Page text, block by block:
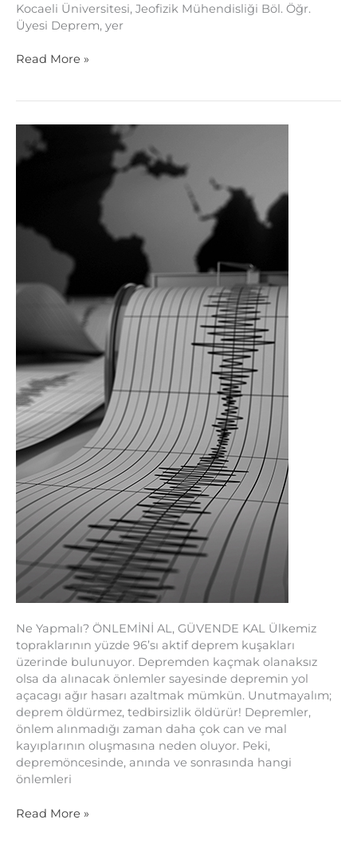
Kocaeli Üniversitesi, Jeofizik Mühendisliği Böl. Öğr.
Üyesi Deprem, yer
Read More »
Ne Yapmalı? ÖNLEMİNİ AL, GÜVENDE KAL Ülkemiz
topraklarının yüzde 96’sı aktif deprem kuşakları
üzerinde bulunuyor. Depremden kaçmak olanaksız
olsa da alınacak önlemler sayesinde depremin yol
açacagı ağır hasarı azaltmak mümkün. Unutmayalım;
deprem öldürmez, tedbirsizlik öldürür! Depremler,
önlem alınmadığı zaman daha çok can ve mal
kayıplarının oluşmasına neden oluyor. Peki,
depremöncesinde, anında ve sonrasında hangi
önlemleri
Önlemini
Güvende
Read More »